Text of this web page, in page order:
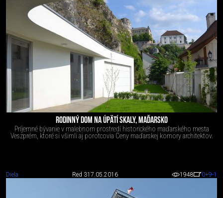
RODINNÝ DOM NA ÚPÄTÍ SKALY, MAĎARSKO
Príjemné bývanie v malebnom prostredí historického maďarského mesta
Veszprém, ktoré si všimli aj porotcovia Ceny maďarskej komory architektov.
Diela Red 317.05.2016 1948 0+9-1